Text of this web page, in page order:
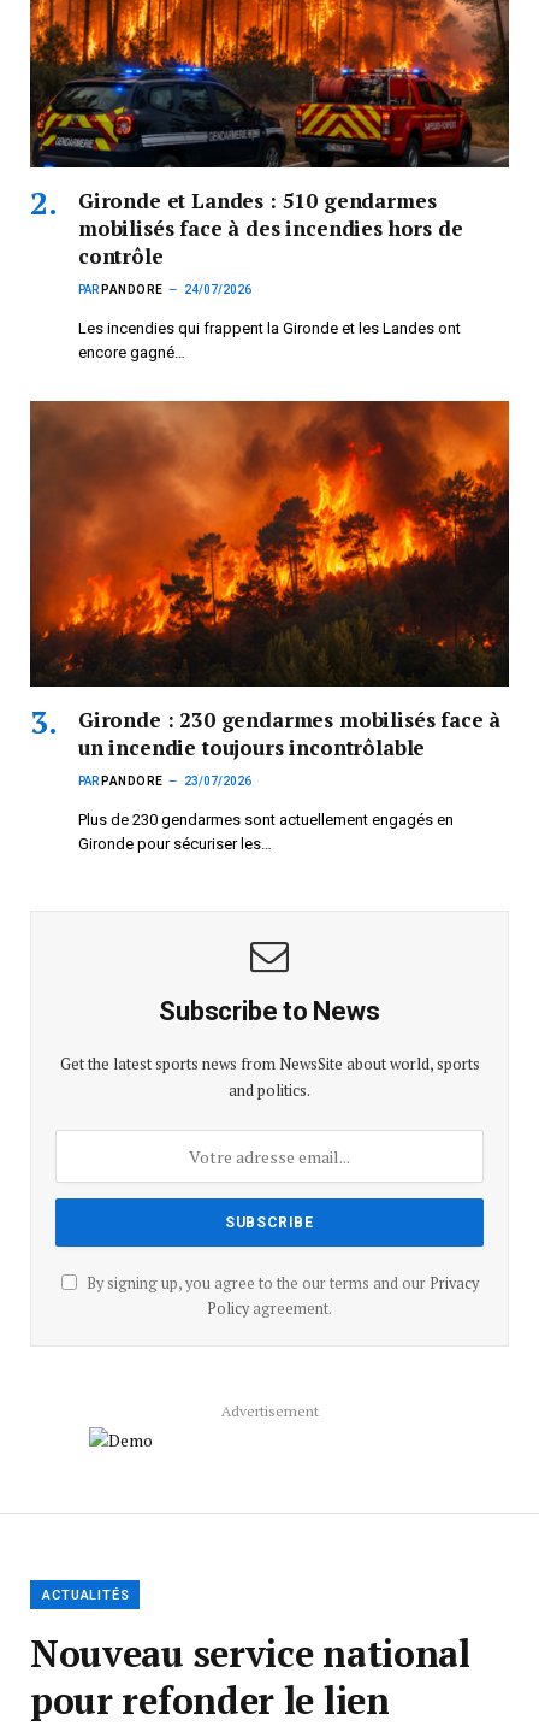
Gironde et Landes : 510 gendarmes
mobilisés face à des incendies hors de
contrôle
PAR PANDORE 24/07/2026
Les incendies qui frappent la Gironde et les Landes ont
encore gagné…
Gironde : 230 gendarmes mobilisés face à
un incendie toujours incontrôlable
PAR PANDORE 23/07/2026
Plus de 230 gendarmes sont actuellement engagés en
Gironde pour sécuriser les…
Subscribe to News
Get the latest sports news from NewsSite about world, sports
and politics.
By signing up, you agree to the our terms and our Privacy
Policyagreement.
Advertisement
ACTUALITÉS
Nouveau service national
pour refonder le lien